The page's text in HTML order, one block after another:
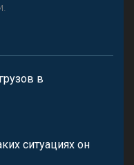
в
ситуациях он